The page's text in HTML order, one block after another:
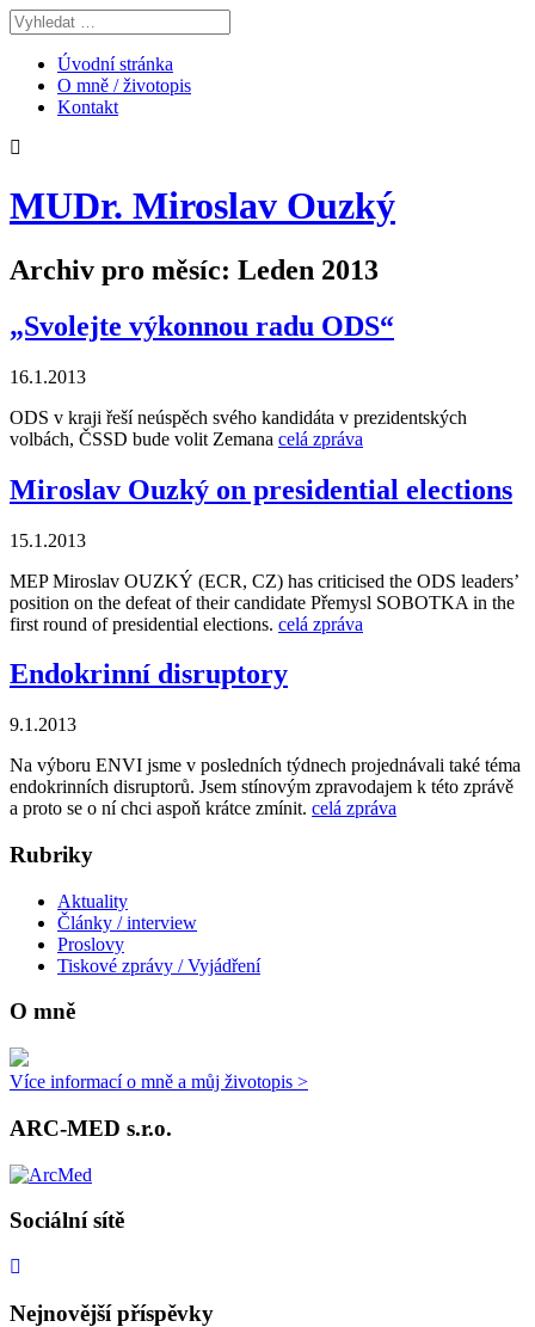
Úvodní stránka
O mně / životopis
Kontakt
MUDr. Miroslav Ouzký
Archiv pro měsíc: Leden 2013
„Svolejte výkonnou radu ODS“
16.1.2013
ODS v kraji řeší neúspěch svého kandidáta v prezidentských
volbách, ČSSD bude volit Zemana celá zpráva
Miroslav Ouzký on presidential elections
15.1.2013
MEP Miroslav OUZKÝ (ECR, CZ) has criticised the ODS leaders’
position on the defeat of their candidate Přemysl SOBOTKA in the
first round of presidential elections. celá zpráva
Endokrinní disruptory
9.1.2013
Na výboru ENVI jsme v posledních týdnech projednávali také téma
endokrinních disruptorů. Jsem stínovým zpravodajem k této zprávě
a proto se o ní chci aspoň krátce zmínit. celá zpráva
Rubriky
Aktuality
Články / interview
Proslovy
Tiskové zprávy / Vyjádření
O mně
Více informací o mně a můj životopis >
ARC-MED s.r.o.
Sociální sítě
Nejnovější příspěvky